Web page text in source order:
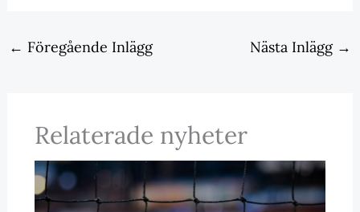
← Föregående Inlägg Nästa Inlägg →
Relaterade nyheter